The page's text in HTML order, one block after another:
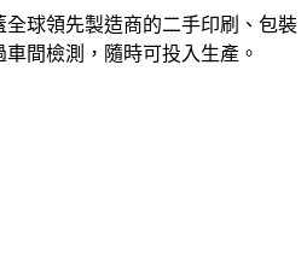
球領先製造商的二手印刷、包裝
間檢測，隨時可投入生產。